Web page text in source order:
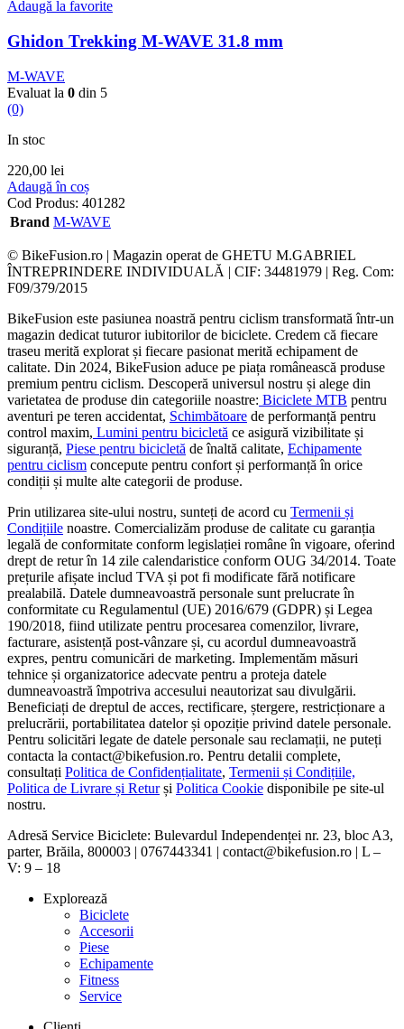
Adaugă la favorite
Ghidon Trekking M-WAVE 31.8 mm
M-WAVE
Evaluat la 0 din 5
(0)
In stoc
220,00 lei
Adaugă în coș
Cod Produs: 401282
Brand M-WAVE
© BikeFusion.ro | Magazin operat de GHETU M.GABRIEL
ÎNTREPRINDERE INDIVIDUALĂ | CIF: 34481979 | Reg. Com:
F09/379/2015
BikeFusion este pasiunea noastră pentru ciclism transformată într-un
magazin dedicat tuturor iubitorilor de biciclete. Credem că fiecare
traseu merită explorat și fiecare pasionat merită echipament de
calitate. Din 2024, BikeFusion aduce pe piața românească produse
premium pentru ciclism. Descoperă universul nostru și alege din
varietatea de produse din categoriile noastre: Biciclete MTB pentru
aventuri pe teren accidentat, Schimbătoare de performanță pentru
control maxim, Lumini pentru bicicletă ce asigură vizibilitate și
siguranță, Piese pentru bicicletă de înaltă calitate, Echipamente
pentru ciclism concepute pentru confort și performanță în orice
condiții și multe alte categorii de produse.
Prin utilizarea site-ului nostru, sunteți de acord cu Termenii și
Condițiile noastre. Comercializăm produse de calitate cu garanția
legală de conformitate conform legislației române în vigoare, oferind
drept de retur în 14 zile calendaristice conform OUG 34/2014. Toate
prețurile afișate includ TVA și pot fi modificate fără notificare
prealabilă. Datele dumneavoastră personale sunt prelucrate în
conformitate cu Regulamentul (UE) 2016/679 (GDPR) și Legea
190/2018, fiind utilizate pentru procesarea comenzilor, livrare,
facturare, asistență post-vânzare și, cu acordul dumneavoastră
expres, pentru comunicări de marketing. Implementăm măsuri
tehnice și organizatorice adecvate pentru a proteja datele
dumneavoastră împotriva accesului neautorizat sau divulgării.
Beneficiați de dreptul de acces, rectificare, ștergere, restricționare a
prelucrării, portabilitatea datelor și opoziție privind datele personale.
Pentru solicitări legate de datele personale sau reclamații, ne puteți
contacta la contact@bikefusion.ro. Pentru detalii complete,
consultați Politica de Confidențialitate, Termenii și Condițiile,
Politica de Livrare și Returși Politica Cookie disponibile pe site-ul
nostru.
Adresă Service Biciclete: Bulevardul Independenței nr. 23, bloc A3,
parter, Brăila, 800003 | 0767443341 | contact@bikefusion.ro | L –
V: 9 – 18
Explorează
Biciclete
Accesorii
Piese
Echipamente
Fitness
Service